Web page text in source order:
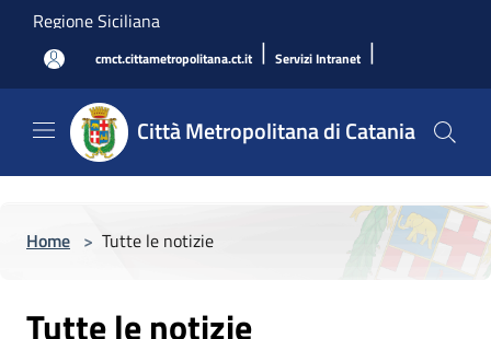
Salta al contenuto principale
Regione Siciliana
cmct.cittametropolitana.ct.it | Servizi Intranet |
Città Metropolitana di Catania
Home > Tutte le notizie
Tutte le notizie